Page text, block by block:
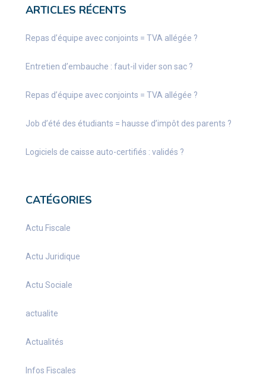
ARTICLES RÉCENTS
Repas d’équipe avec conjoints = TVA allégée ?
Entretien d’embauche : faut-il vider son sac ?
Repas d’équipe avec conjoints = TVA allégée ?
Job d’été des étudiants = hausse d’impôt des parents ?
Logiciels de caisse auto-certifiés : validés ?
CATÉGORIES
Actu Fiscale
Actu Juridique
Actu Sociale
actualite
Actualités
Infos Fiscales